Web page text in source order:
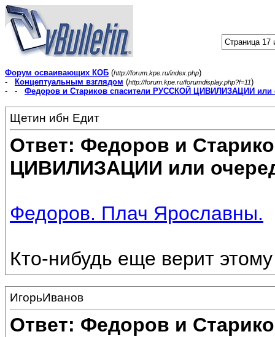
Страница 17
Форум осваивающих КОБ (http://forum.kpe.ru/index.php)
-
Концептуальным взглядом (http://forum.kpe.ru/forumdisplay.php?f=11)
- - Федоров и Стариков спасители РУССКОЙ ЦИВИЛИЗАЦИИ или
Щетин ибн Едит
Ответ: Федоров и
ЦИВИЛИЗАЦИИ или
Федоров. Плач Ярославны.
Кто-нибудь еще верит
ИгорьИванов
Ответ: Федоров и